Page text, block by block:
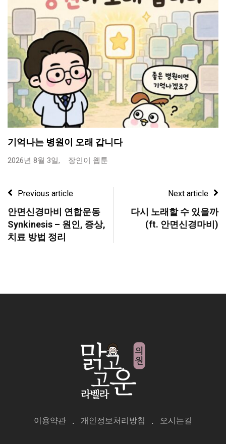
기억나는 병원이 오래 갑니다
2026년 8월 3일, 장인이 웹툰
Previous article
안면신경마비 연합운동
Synkinesis – 원인, 증상,
치료 방법 정리
Next article
다시 노래할 수 있을까
(ft. 안면신경마비)
이용약관 개인정보처리방침 오시는길